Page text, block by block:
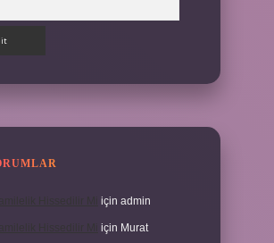
için admin
için Murat